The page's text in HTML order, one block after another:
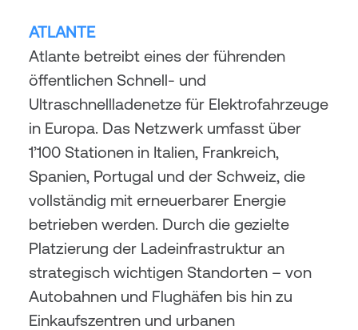
ATLANTE
Atlante betreibt eines der führenden
öffentlichen Schnell- und
Ultraschnellladenetze für Elektrofahrzeuge
in Europa. Das Netzwerk umfasst über
1’100 Stationen in Italien, Frankreich,
Spanien, Portugal und der Schweiz, die
vollständig mit erneuerbarer Energie
betrieben werden. Durch die gezielte
Platzierung der Ladeinfrastruktur an
strategisch wichtigen Standorten – von
Autobahnen und Flughäfen bis hin zu
Einkaufszentren und urbanen